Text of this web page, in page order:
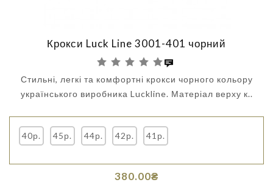
Крокси Luck Line 3001-401 чорний
Стильні, легкі та комфортні крокси чорного кольору
українського виробника Luckline. Матеріал верху к..
40р. 45р. 44р. 42р. 41р.
380.00₴